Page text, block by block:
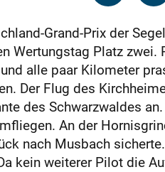
Grand-Prix der
Wertungstag Platz
alle paar Kilometer
Der Flug des
des Schwarzwaldes
An der
nach Musbach
kein weiterer Pilot die